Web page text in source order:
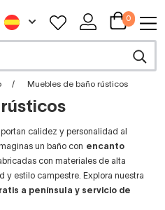
0
Muebles de baño rústicos
rústicos
calidez y personalidad al
un baño con encanto
con materiales de alta
y estilo campestre. Explora nuestra
a península y servicio de